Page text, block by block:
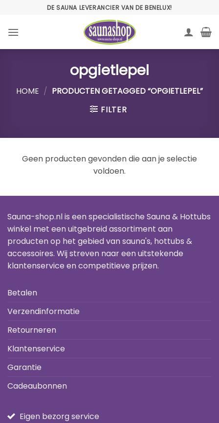
inhoud
DE SAUNA LEVERANCIER VAN DE BENELUX!
opgietlepel
HOME / PRODUCTEN GETAGGED “OPGIETLEPEL”
FILTER
Geen producten gevonden die aan je selectie
voldoen.
Sauna-shop.nl is een specialistische Sauna & Hottubs
winkel met een uitgebreid assortiment aan
producten op het gebied van sauna's, hottubs &
accessoires. Wij streven naar een uitstekende
klantenservice en competitieve prijzen.
Betalen
Verzendinformatie
Retourneren
Klantenservice
Garantie
Cadeaubonnen
Eigen bezorg service